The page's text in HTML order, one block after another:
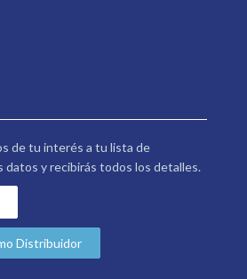
de tu interés a tu lista de
datos y recibirás todos los detalles.
Distribuidor